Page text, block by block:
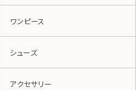
ワンピース
シューズ
アクセサリー